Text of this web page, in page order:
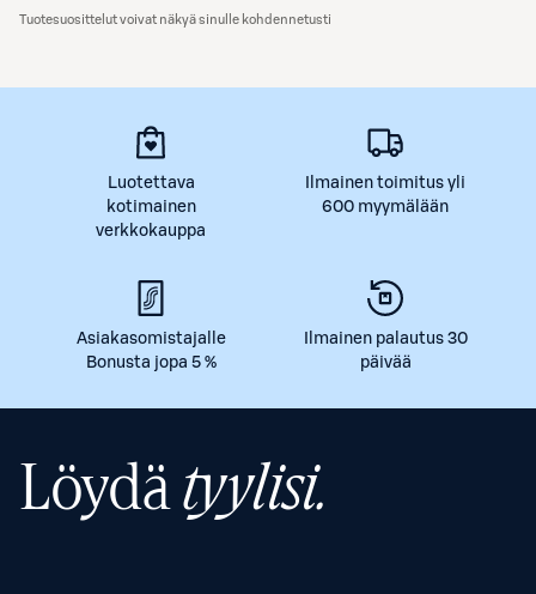
Tuotesuosittelut voivat näkyä sinulle kohdennetusti
Luotettava
kotimainen
verkkokauppa
Ilmainen toimitus yli
600 myymälään
Asiakasomistajalle
Bonusta jopa 5 %
Ilmainen palautus 30
päivää
Löydätyylisi.